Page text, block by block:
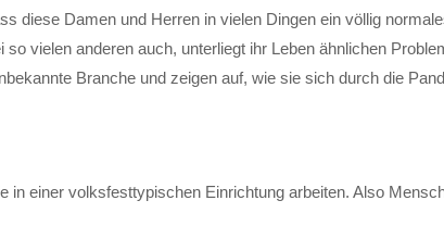
diese Damen und Herren in vielen Dingen ein völlig
vielen anderen auch, unterliegt ihr Leben ähnlichen
Branche und zeigen auf, wie sie sich durch die
einer volksfesttypischen Einrichtung arbeiten. Also